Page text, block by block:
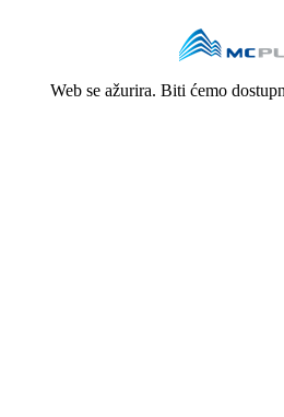
Web se ažurira. Biti ćemo